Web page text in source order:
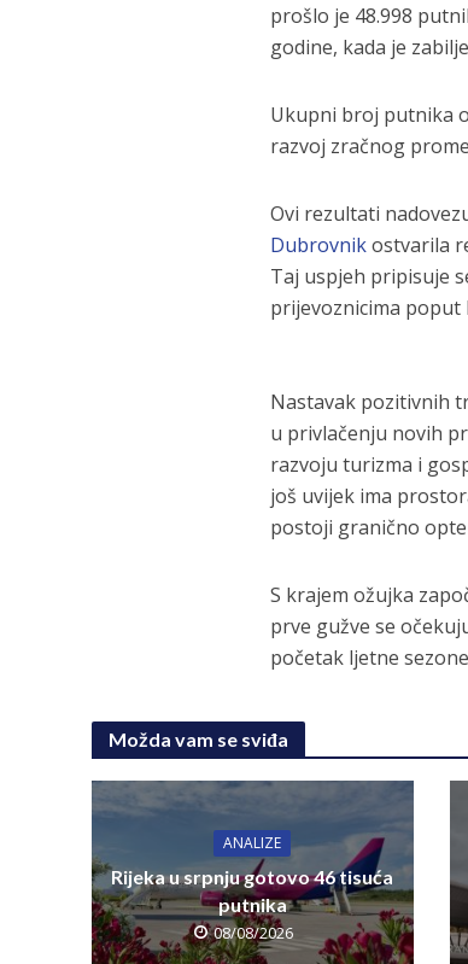
prošlo je 48.998
godine, kada je
Ukupni broj putnika
razvoj zračnog
Ovi rezultati
Dubrovnikostvarila
Taj uspjeh pripisuje
prijevoznicima poput
Nastavak pozitivnih
u privlačenju novih
razvoju turizma i
još uvijek ima
postoji granično
S krajem ožujka
prve gužve se
početak ljetne
Možda vam se sviđa
ANALIZE
Rijeka u srpnju gotovo 46 tisuća
putnika
08/08/2026